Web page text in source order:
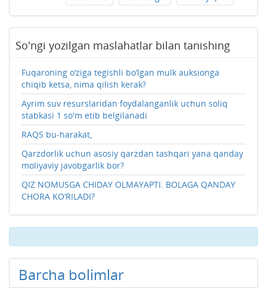
So'ngi yozilgan maslahatlar bilan tanishing
Fuqaroning o‘ziga tegishli bo‘lgan mulk auksionga
chiqib ketsa, nima qilish kerak?
Ayrim suv resurslaridan foydalanganlik uchun soliq
stabkasi 1 so'm etib belgilanadi
RAQS bu-harakat,
Qarzdorlik uchun asosiy qarzdan tashqari yana qanday
moliyaviy javobgarlik bor?
QIZ NOMUSGA CHIDAY OLMAYAPTI. BOLAGA QANDAY
CHORA KO‘RILADI?
Barcha bolimlar